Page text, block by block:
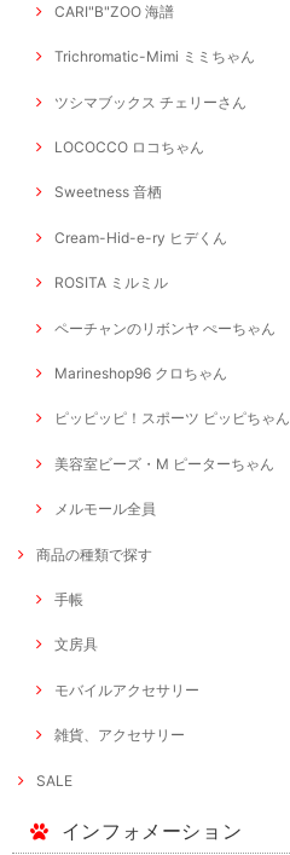
CARI"B"ZOO 海譜
Trichromatic-Mimi ミミちゃん
ツシマブックス チェリーさん
LOCOCCO ロコちゃん
Sweetness 音栖
Cream-Hid-e-ry ヒデくん
ROSITA ミルミル
ペーチャンのリボンヤ ぺーちゃん
Marineshop96 クロちゃん
ピッピッピ！スポーツ ピッピちゃん
美容室ビーズ・M ピーターちゃん
メルモール全員
商品の種類で探す
手帳
文房具
モバイルアクセサリー
雑貨、アクセサリー
SALE
インフォメーション